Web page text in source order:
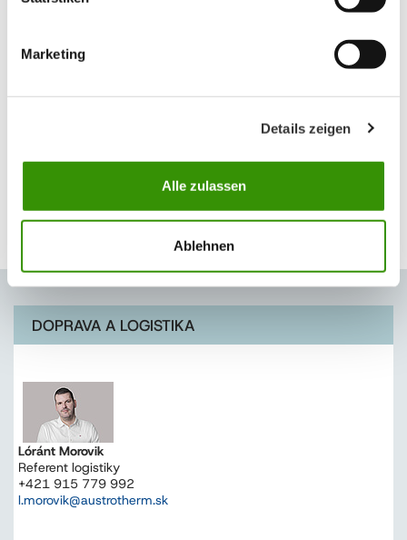
Marketing
Details zeigen
Alle zulassen
Ablehnen
Vynakladáme maximálne úsilie, aby termín dodania produktov na
vašu stavbu bol čo najkratší. Dlhšie dodacie lehoty môžu byť
spôsobené sezónnym vyťažením alebo ďalšími okolnosťami,
potrebovali ďalšie informácie o dodávke, radi vám ich
+421 915 779 992
DOPRAVA A LOGISTIKA
Lóránt Morovik
Referent logistiky
+421 915 779 992
l.morovik@austrotherm.sk